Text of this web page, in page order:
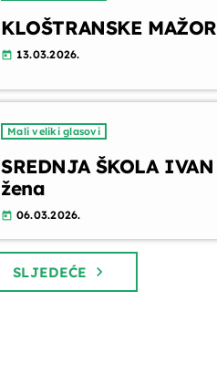
KLOŠTRANSKE
today 13.03.2026.
Mali veliki glasovi
SREDNJA ŠKOLA
žena
today 06.03.2026.
SLJEDEĆE navigate_next